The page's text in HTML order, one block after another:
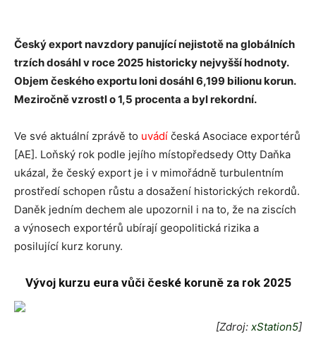
Český export navzdory panující nejistotě na globálních
trzích dosáhl v roce 2025 historicky nejvyšší hodnoty.
Objem českého exportu loni dosáhl 6,199 bilionu korun.
Meziročně vzrostl o 1,5 procenta a byl rekordní.
Ve své aktuální zprávě to uvádí česká Asociace exportérů
[AE]. Loňský rok podle jejího místopředsedy Otty Daňka
ukázal, že český export je i v mimořádně turbulentním
prostředí schopen růstu a dosažení historických rekordů.
Daněk jedním dechem ale upozornil i na to, že na ziscích
a výnosech exportérů ubírají geopolitická rizika a
posilující kurz koruny.
Vývoj kurzu eura vůči české koruně za rok 2025
[Zdroj: xStation5]